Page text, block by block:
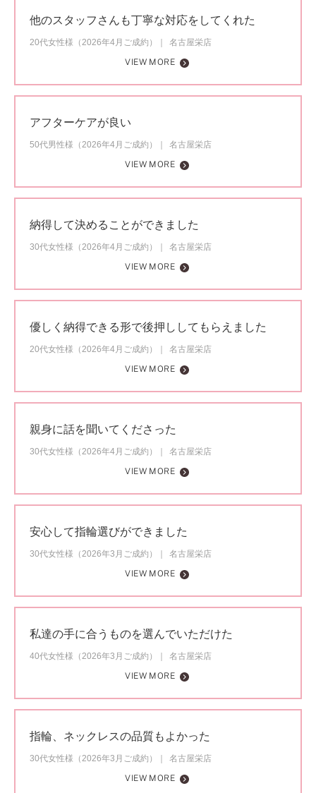
他のスタッフさんも丁寧な対応をしてくれた
20代女性様（2026年4月ご成約）
名古屋栄店
VIEW MORE
アフターケアが良い
50代男性様（2026年4月ご成約）
名古屋栄店
VIEW MORE
納得して決めることができました
30代女性様（2026年4月ご成約）
名古屋栄店
VIEW MORE
優しく納得できる形で後押ししてもらえました
20代女性様（2026年4月ご成約）
名古屋栄店
VIEW MORE
親身に話を聞いてくださった
30代女性様（2026年4月ご成約）
名古屋栄店
VIEW MORE
安心して指輪選びができました
30代女性様（2026年3月ご成約）
名古屋栄店
VIEW MORE
私達の手に合うものを選んでいただけた
40代女性様（2026年3月ご成約）
名古屋栄店
VIEW MORE
指輪、ネックレスの品質もよかった
30代女性様（2026年3月ご成約）
名古屋栄店
VIEW MORE